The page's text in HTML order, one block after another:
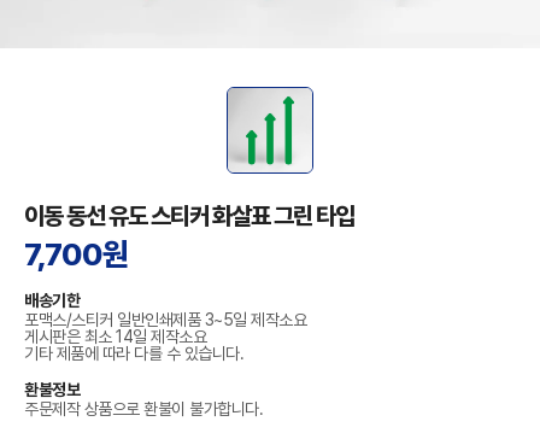
이동 동선 유도 스티커 화살표 그린 타입
7,700원
배송기한
포맥스/스티커 일반인쇄제품 3~5일 제작소요
게시판은 최소 14일 제작소요
기타 제품에 따라 다를 수 있습니다.
환불정보
주문제작 상품으로 환불이 불가합니다.